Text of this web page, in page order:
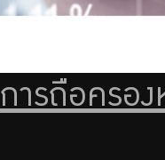
สมาชิก
การถือครอ